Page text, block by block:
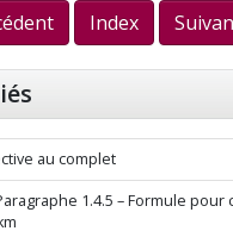
Index
au complet
1.4.5 – Formule pour